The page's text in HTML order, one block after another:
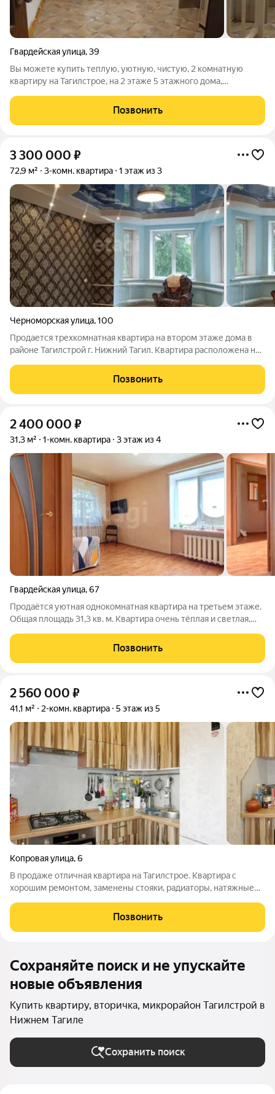
Гвардейская улица,39
Вы можете купить теплую, уютную, чистую, 2 комнатную
квартиру на Тагилстрое, на 2 этаже 5 этажного дома,
квартире сделан косметический ремонт: поставлены
пластиковые окна, двери,
Позвонить
3 300 000 ₽
72,9 м² 3-комн. квартира 1 этаж из 3
Черноморская улица,100
Продается трехкомнатная квартира на втором этаже дома в
районе Тагилстрой г. Нижний Тагил. Квартира расположена на
теплая, светлая, имеет 2 эркера и балкон. Комнаты и коридоры
большие. Сенузел
Позвонить
2 400 000 ₽
31,3 м² 1-комн. квартира 3 этаж из 4
Гвардейская улица,67
Продаётся уютная однокомнатная квартира на третьем этаже.
Общая площадь 31,3 кв. м. Квартира очень тёплая и светлая,
косметический ремонт: на полу ламинат, стены оклеены
обоями спокойных светлых тонов,
Позвонить
2 560 000 ₽
41,1 м² 2-комн. квартира 5 этаж из 5
Копровая улица,6
В продаже отличная квартира на Тагилстрое. Квартира с
хорошим ремонтом, заменены стояки, радиаторы, натяжные
квартира очень тёплая, светлая, идеально вариант для тех, кто
не хочет делать
Позвонить
Сохраняйте поиск и не упускайте
новые объявления
Купить квартиру, вторичка, микрорайон Тагилстрой в
Нижнем Тагиле
Сохранить поиск